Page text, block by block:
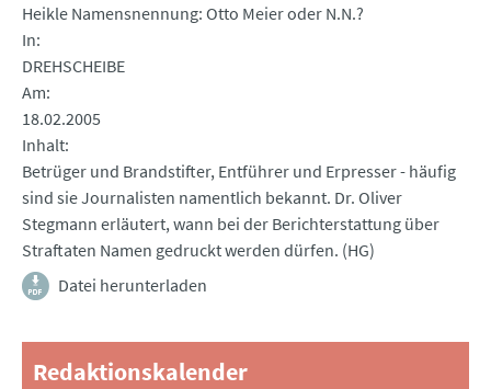
Heikle Namensnennung: Otto Meier oder N.N.?
In
DREHSCHEIBE
Am
18.02.2005
Inhalt
Betrüger und Brandstifter, Entführer und Erpresser - häufig
sind sie Journalisten namentlich bekannt. Dr. Oliver
Stegmann erläutert, wann bei der Berichterstattung über
Straftaten Namen gedruckt werden dürfen. (HG)
Datei herunterladen
Redaktionskalender